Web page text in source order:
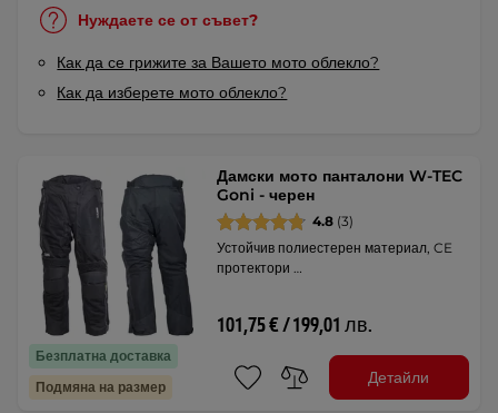
Нуждаете се от съвет?
Как да се грижите за Вашето мото облекло?
Как да изберете мото облекло?
Безплатна доставка
Подмяна на размер
Дамски мото панталони W-TEC
Goni - черен
4.8 (3)
Устойчив полиестерен материал, CE
протектори …
101,75 € / 199,01 лв.
Детайли